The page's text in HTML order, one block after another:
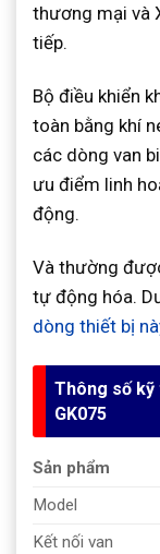
thương mại và
tiếp.
Bộ điều khiển
toàn bằng khí
các dòng van
ưu điểm linh
động.
Và thường
tự động hóa.
dòng thiết bị
Thông số kỹ
GK075
Sản phẩm
Model
Kết nối van